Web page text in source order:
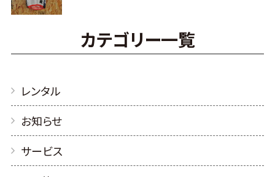
カテゴリー一覧
レンタル
お知らせ
サービス